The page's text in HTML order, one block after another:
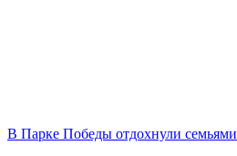
В Парке Победы отдохнули семьями